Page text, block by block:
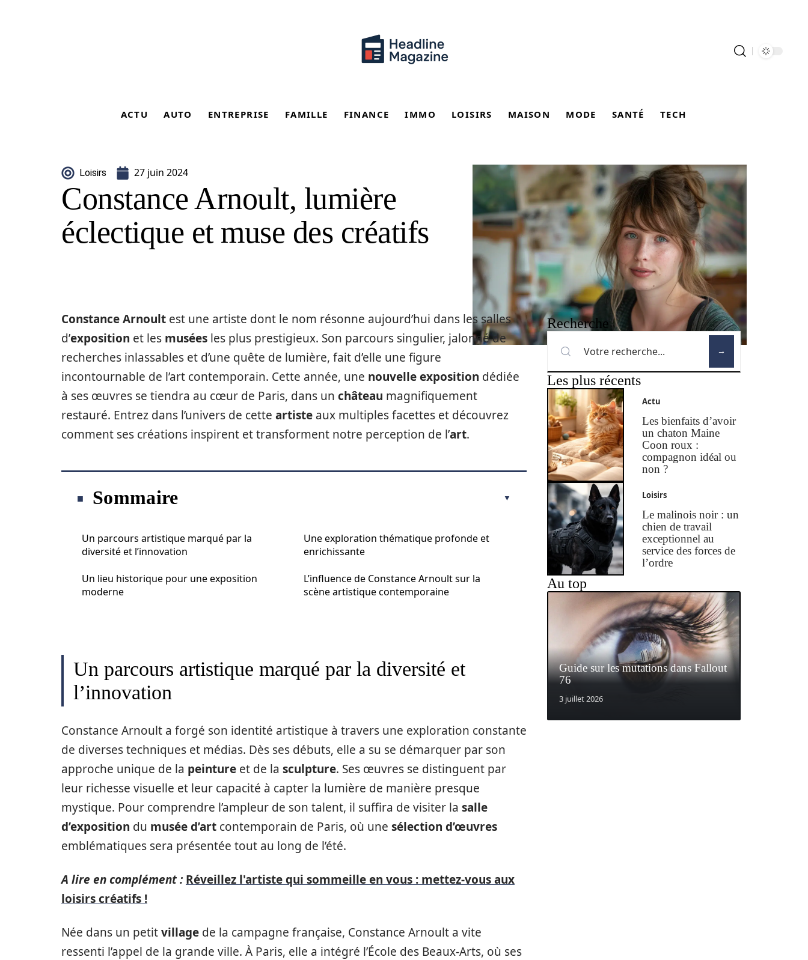
ACTU AUTO ENTREPRISE FAMILLE FINANCE IMMO LOISIRS MAISON MODE SANTÉ TECH
Loisirs 27 juin 2024
Constance Arnoult, lumière
éclectique et muse des créatifs
Constance Arnoult est une artiste dont le nom résonne aujourd’hui dans les salles
d’exposition et les musées les plus prestigieux. Son parcours singulier, jalonné de
recherches inlassables et d’une quête de lumière, fait d’elle une figure
incontournable de l’art contemporain. Cette année, une nouvelle exposition dédiée
à ses œuvres se tiendra au cœur de Paris, dans un château magnifiquement
restauré. Entrez dans l’univers de cette artiste aux multiples facettes et découvrez
comment ses créations inspirent et transforment notre perception de l’art.
Sommaire
Un parcours artistique marqué par la
diversité et l’innovation
Un lieu historique pour une exposition
moderne
Une exploration thématique profonde et
enrichissante
L’influence de Constance Arnoult sur la
scène artistique contemporaine
Un parcours artistique marqué par la diversité et
l’innovation
Constance Arnoult a forgé son identité artistique à travers une exploration constante
de diverses techniques et médias. Dès ses débuts, elle a su se démarquer par son
approche unique de la peinture et de la sculpture. Ses œuvres se distinguent par
leur richesse visuelle et leur capacité à capter la lumière de manière presque
mystique. Pour comprendre l’ampleur de son talent, il suffira de visiter la salle
d’exposition du musée d’art contemporain de Paris, où une sélection d’œuvres
emblématiques sera présentée tout au long de l’été.
A lire en complément : Réveillez l'artiste qui sommeille en vous : mettez-vous aux
loisirs créatifs !
Née dans un petitvillage de la campagne française, Constance Arnoult a vite
ressenti l’appel de la grande ville. À Paris, elle a intégré l’École des Beaux-Arts, où ses
Recherche
Les plus récents
Actu
Les bienfaits d’avoir
un chaton Maine
Coon roux :
compagnon idéal ou
non ?
Loisirs
Le malinois noir : un
chien de travail
exceptionnel au
service des forces de
l’ordre
Au top
Guide sur les mutations dans Fallout
76
3 juillet 2026